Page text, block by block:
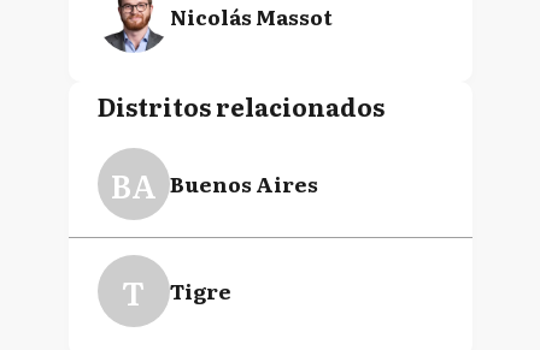
Nicolás Massot
Distritos relacionados
BA Buenos Aires
T Tigre